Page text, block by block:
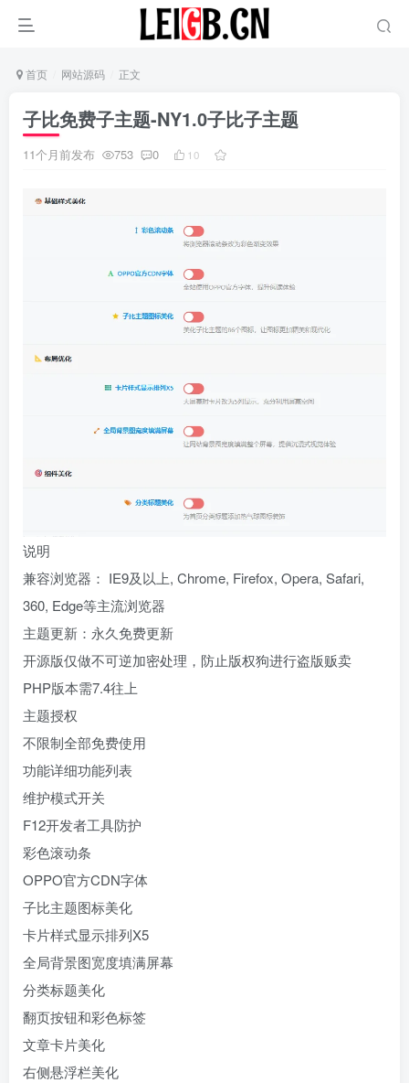
首页 网站源码 正文
子比免费子主题-NY1.0子比子主题
11个月前发布 753 0 10
说明
兼容浏览器： IE9及以上, Chrome, Firefox, Opera, Safari,
360, Edge等主流浏览器
主题更新：永久免费更新
开源版仅做不可逆加密处理，防止版权狗进行盗版贩卖
PHP版本需7.4往上
主题授权
不限制全部免费使用
功能详细功能列表
维护模式开关
F12开发者工具防护
彩色滚动条
OPPO官方CDN字体
子比主题图标美化
卡片样式显示排列X5
全局背景图宽度填满屏幕
分类标题美化
翻页按钮和彩色标签
文章卡片美化
右侧悬浮栏美化